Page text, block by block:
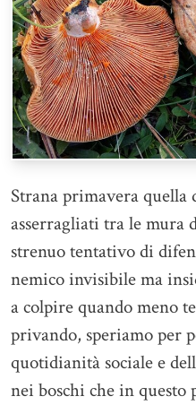
Strana primavera quella
asserragliati tra le mura
strenuo tentativo di
nemico invisibile ma
a colpire quando meno
privando, speriamo per
quotidianità sociale e
nei boschi che in questo